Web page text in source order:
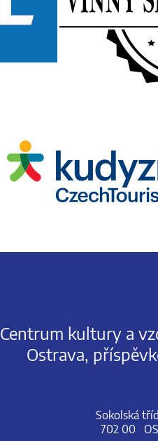
Centrum kultury a
Ostrava,
Sokolská
702 00